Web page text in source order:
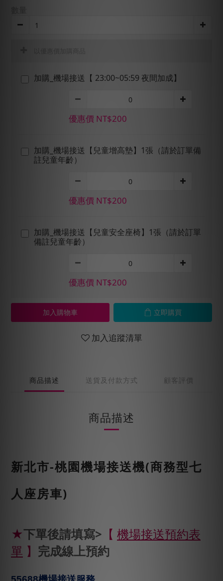
加購_機場接送【 23:00~05:59 夜間加成】
優惠價 NT$200
加購_機場接送【兒童增高墊】1張（請於訂單備
註兒童年齡）
優惠價 NT$200
加購_機場接送【兒童安全座椅】1張（請於訂單
備註兒童年齡）
優惠價 NT$200
加入購物車 立即購買
加入追蹤清單
商品描述 送貨及付款方式 顧客評價
商品描述
新北市-桃園機場接送機(商務型七
人座房車)
★下單後請填寫> 【 機場接送預約表
單 】 完成線上預約